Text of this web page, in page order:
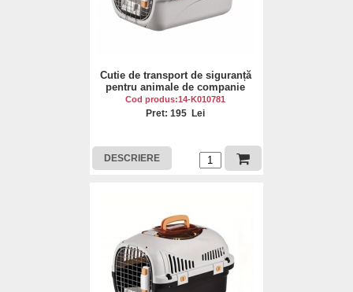
Cutie de transport de siguranță
pentru animale de companie
Cod produs:14-K010781
Pret: 195 Lei
DESCRIERE